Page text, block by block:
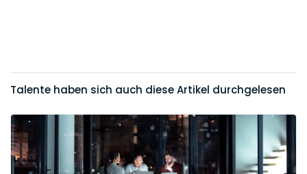
Talente haben sich auch diese Artikel durchgelesen